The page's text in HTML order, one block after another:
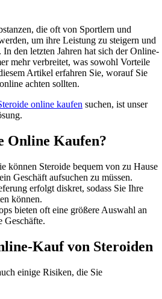
die oft von Sportlern und
um ihre Leistung zu steigern und
In den letzten Jahren hat sich der Online-
mehr verbreitet, was sowohl Vorteile
Artikel erfahren Sie, worauf Sie
achten sollten.
online kaufen suchen, ist unser
Online Kaufen?
können Steroide bequem von zu Hause
Geschäft aufsuchen zu müssen.
erfolgt diskret, sodass Sie Ihre
können.
bieten oft eine größere Auswahl an
Geschäfte.
Kauf von Steroiden
einige Risiken, die Sie